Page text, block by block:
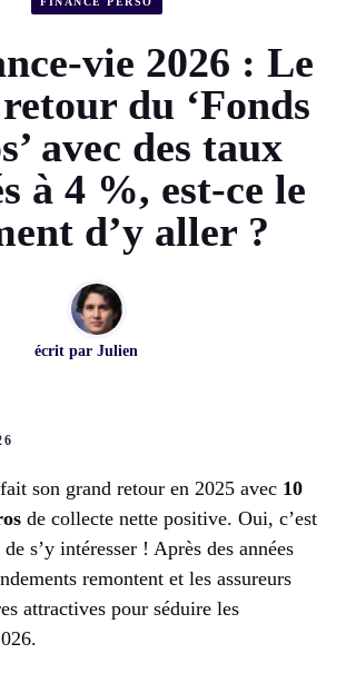
vie 2026 : Le
du ‘Fonds
avec des taux
à 4 %, est-ce le
d’y aller ?
écrit par Julien
son grand retour en 2025 avec 10
de collecte nette positive. Oui, c’est
s’y intéresser ! Après des années
remontent et les assureurs
attractives pour séduire les